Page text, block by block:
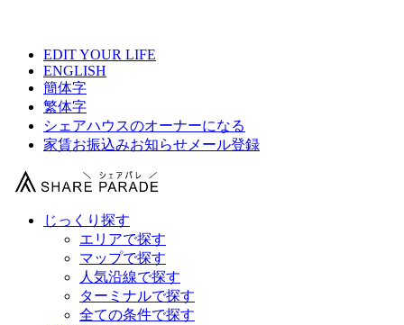
EDIT YOUR LIFE
ENGLISH
簡体字
繁体字
シェアハウスのオーナーになる
家賃お振込みお知らせメール登録
じっくり探す
エリアで探す
マップで探す
人気沿線で探す
ターミナルで探す
全ての条件で探す